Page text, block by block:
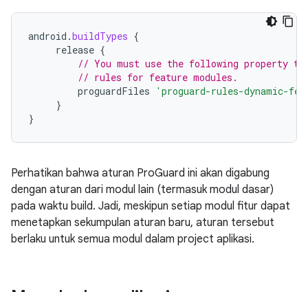
android .buildTypes {
release {
// You must use the following property
// rules for feature modules.
proguardFiles
'proguard-rules-dynamic-
}
}
Perhatikan bahwa aturan ProGuard ini akan digabung
dengan aturan dari modul lain (termasuk modul dasar)
pada waktu build. Jadi, meskipun setiap modul fitur dapat
menetapkan sekumpulan aturan baru, aturan tersebut
berlaku untuk semua modul dalam project aplikasi.